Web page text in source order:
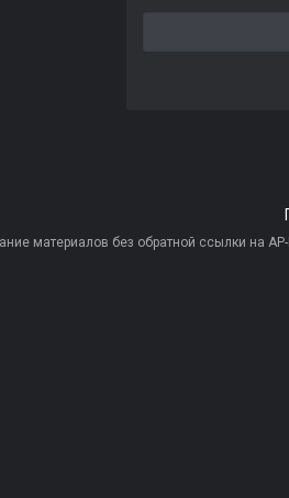
материалов без обратной ссылки на